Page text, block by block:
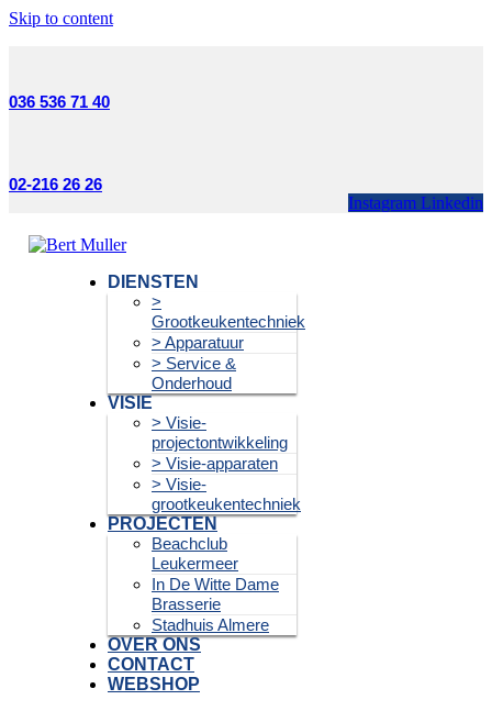
Skip to content
036 536 71 40
02-216 26 26
Instagram Linkedin
DIENSTEN
>
Grootkeukentechniek
> Apparatuur
> Service &
Onderhoud
VISIE
> Visie-
projectontwikkeling
> Visie-apparaten
> Visie-
grootkeukentechniek
PROJECTEN
Beachclub
Leukermeer
In De Witte Dame
Brasserie
Stadhuis Almere
OVER ONS
CONTACT
WEBSHOP